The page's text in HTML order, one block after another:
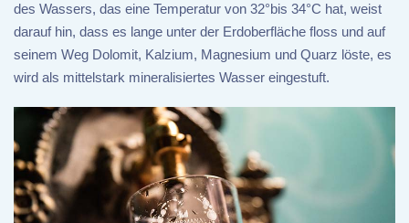
des Wassers, das eine Temperatur von 32°bis 34°C hat, weist
darauf hin, dass es lange unter der Erdoberfläche floss und auf
seinem Weg Dolomit, Kalzium, Magnesium und Quarz löste, es
wird als mittelstark mineralisiertes Wasser eingestuft.